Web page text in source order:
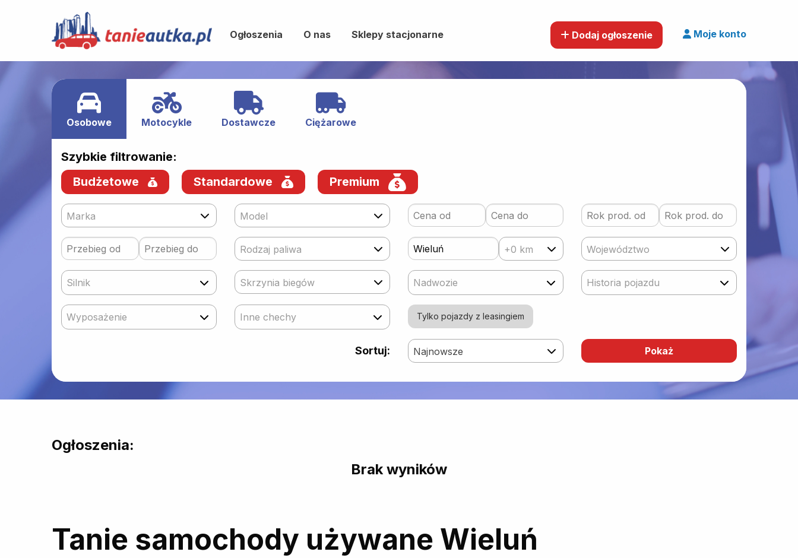
Ogłoszenia O nas Sklepy stacjonarne Dodaj ogłoszenie Moje konto
Osobowe Motocykle Dostawcze Ciężarowe
Szybkie filtrowanie:
Budżetowe
Standardowe Premium
Marka Model
Rodzaj paliwa +0 km Województwo
Silnik Skrzynia biegów Nadwozie Historia pojazdu
Wyposażenie Inne chechy Tylko pojazdy z leasingiem
Sortuj: Najnowsze
Ogłoszenia:
Brak wyników
Tanie samochody używane Wieluń